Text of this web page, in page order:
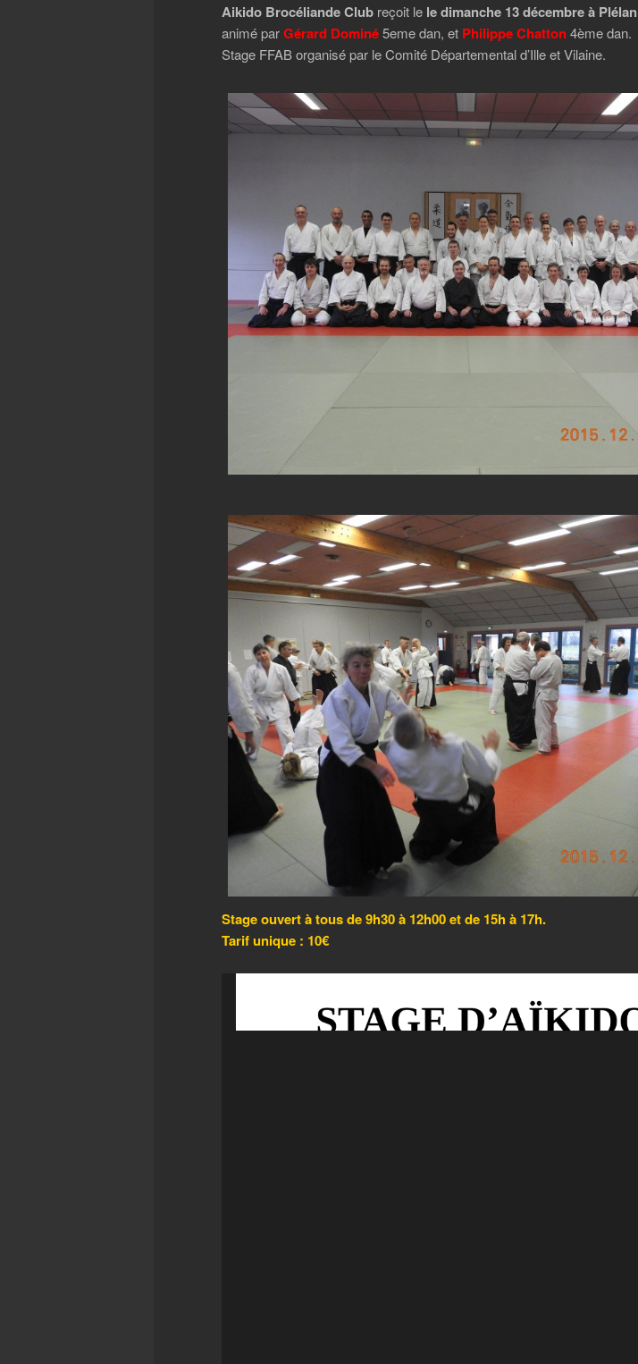
Aikido Brocéliande Club reçoit le le dimanche 13 décembre à Plélan
animé parGérard Dominé5eme dan, et Philippe Chatton4ème dan.
Stage FFAB organisé par le Comité Départemental d’Ille et Vilaine.
Stage ouvert à tous de 9h30 à 12h00 et de 15h à 17h.
Tarif unique : 10€